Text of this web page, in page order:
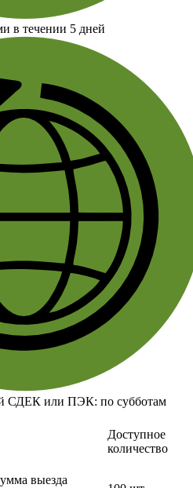
в течении 5 дней
СДЕК или ПЭК: по субботам
Доступное
количество
выезда